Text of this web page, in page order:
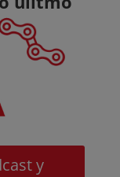
y